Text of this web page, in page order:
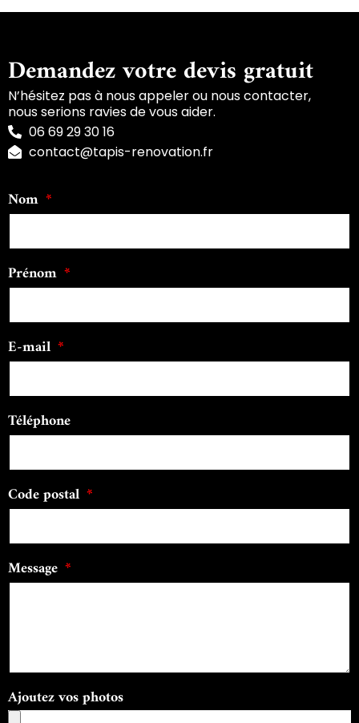
Demandez votre devis gratuit
N’hésitez pas à nous appeler ou nous contacter,
nous serions ravies de vous aider.
06 69 29 30 16
contact@tapis-renovation.fr
Nom
Prénom
E-mail
Téléphone
Code postal
Message
Ajoutez vos photos